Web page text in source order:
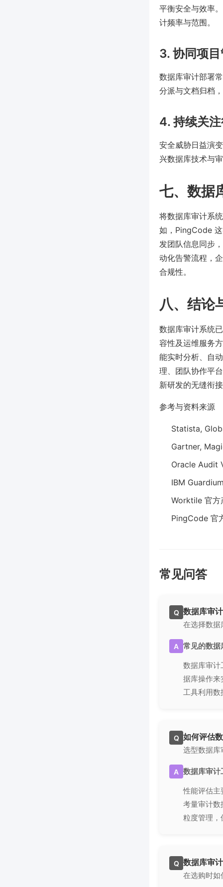
平衡安全与效率
计频率与范围。
3. 协同项
数据库审计部署
分派与文档归档
4. 持续关
安全威胁日益演
兴数据库技术与
七、数据
将数据库审计系
如，PingCode
发团队信息同步
动化告警流程，
合规性。
八、结论
数据库审计系统
容性及运维服务
能实时分析、自
理、团队协作平
新研发的无缝衔
参考与资料来源
Statista,
Gartner,
Oracle Audit
IBM
Worktile 官方
PingCode 官
常见问答
Q 数据库审
在选择数据
A 常见的数据
数据库审计
据库操作来
工具利用数
Q 如何评估
选型数据库
A 数据库审计
性能评估主
考量审计数
粒度管理，
Q 数据库审
在选购时如